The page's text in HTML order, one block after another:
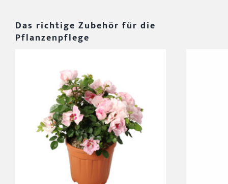
Das richtige Zubehör für die
Pflanzenpflege